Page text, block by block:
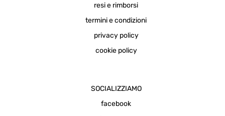
resi e rimborsi
termini e condizioni
privacy policy
cookie policy
SOCIALIZZIAMO
facebook